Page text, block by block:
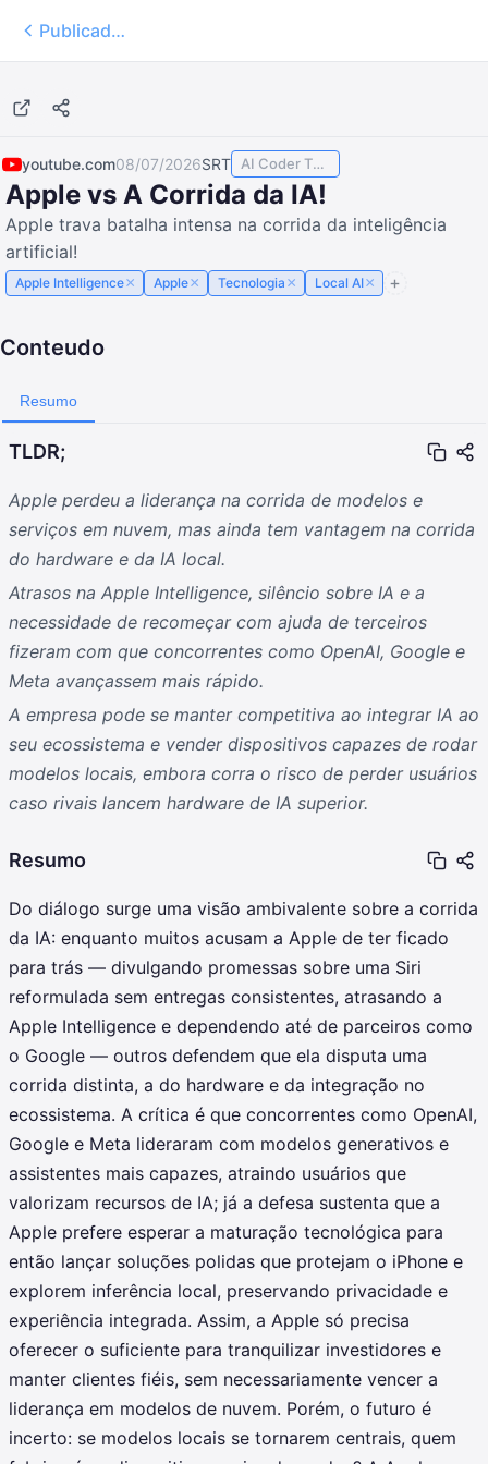
Publicados
youtube.com08/07/2026SRT AI Coder TODAY
Apple vs A Corrida da IA!
Apple trava batalha intensa na corrida da inteligência
artificial!
Apple Intelligence× Apple× Tecnologia × Local AI×
Conteudo
Resumo
TLDR;
Apple perdeu a liderança na corrida de modelos e
serviços em nuvem, mas ainda tem vantagem na corrida
do hardware e da IA local.
Atrasos na Apple Intelligence, silêncio sobre IA e a
necessidade de recomeçar com ajuda de terceiros
fizeram com que concorrentes como OpenAI, Google e
Meta avançassem mais rápido.
A empresa pode se manter competitiva ao integrar IA ao
seu ecossistema e vender dispositivos capazes de rodar
modelos locais, embora corra o risco de perder usuários
caso rivais lancem hardware de IA superior.
Resumo
Do diálogo surge uma visão ambivalente sobre a corrida
da IA: enquanto muitos acusam a Apple de ter ficado
para trás — divulgando promessas sobre uma Siri
reformulada sem entregas consistentes, atrasando a
Apple Intelligence e dependendo até de parceiros como
o Google — outros defendem que ela disputa uma
corrida distinta, a do hardware e da integração no
ecossistema. A crítica é que concorrentes como OpenAI,
Google e Meta lideraram com modelos generativos e
assistentes mais capazes, atraindo usuários que
valorizam recursos de IA; já a defesa sustenta que a
Apple prefere esperar a maturação tecnológica para
então lançar soluções polidas que protejam o iPhone e
explorem inferência local, preservando privacidade e
experiência integrada. Assim, a Apple só precisa
oferecer o suficiente para tranquilizar investidores e
manter clientes fiéis, sem necessariamente vencer a
liderança em modelos de nuvem. Porém, o futuro é
incerto: se modelos locais se tornarem centrais, quem